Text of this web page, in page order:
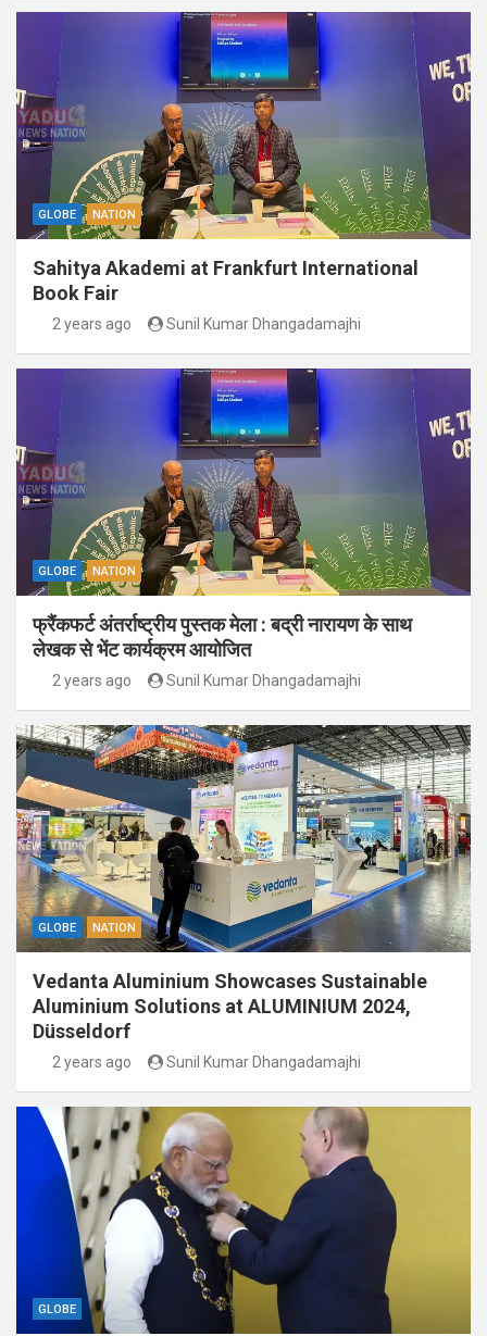
GLOBE NATION
Sahitya Akademi at Frankfurt International
Book Fair
2 years ago Sunil Kumar Dhangadamajhi
GLOBE NATION
फ्रैंकफर्ट अंतर्राष्ट्रीय पुस्तक मेला : बद्री नारायण के साथ
लेखक से भेंट कार्यक्रम आयोजित
2 years ago Sunil Kumar Dhangadamajhi
GLOBE NATION
Vedanta Aluminium Showcases Sustainable
Aluminium Solutions at ALUMINIUM 2024,
Düsseldorf
2 years ago Sunil Kumar Dhangadamajhi
GLOBE